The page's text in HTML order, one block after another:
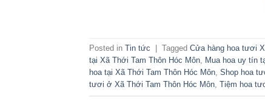
Posted in Tin tức Tagged Cửa hàng hoa tươi
tại Xã Thới Tam Thôn Hóc Môn, Mua hoa uy tín
hoa tại Xã Thới Tam Thôn Hóc Môn, Shop hoa
tươi ở Xã Thới Tam Thôn Hóc Môn, Tiệm hoa